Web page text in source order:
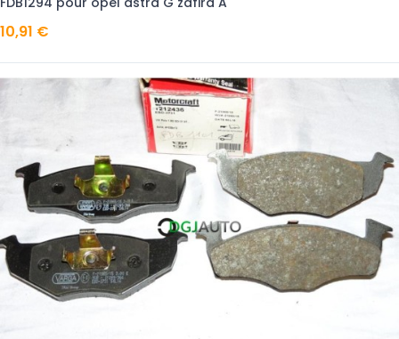
10,91 €